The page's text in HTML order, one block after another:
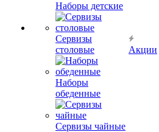
Наборы детские
Сервизы
столовые
Наборы
обеденные
Сервизы чайные
Акции